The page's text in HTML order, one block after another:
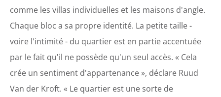
comme les villas individuelles et les maisons d'angle.
Chaque bloc a sa propre identité. La petite taille -
voire l'intimité - du quartier est en partie accentuée
par le fait qu'il ne possède qu'un seul accès. « Cela
crée un sentiment d'appartenance », déclare Ruud
Van der Kroft. « Le quartier est une sorte de